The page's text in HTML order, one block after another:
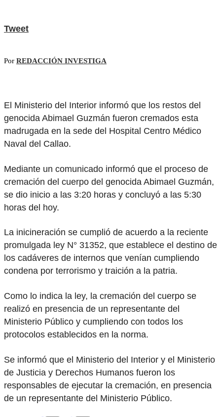
Tweet
Por REDACCIÓN INVESTIGA
El Ministerio del Interior informó que los restos del
genocida Abimael Guzmán fueron cremados esta
madrugada en la sede del Hospital Centro Médico
Naval del Callao.
Mediante un comunicado informó que el proceso de
cremación del cuerpo del genocida Abimael Guzmán,
se dio inicio a las 3:20 horas y concluyó a las 5:30
horas del hoy.
La inicineración se cumplió de acuerdo a la reciente
promulgada ley N° 31352, que establece el destino de
los cadáveres de internos que venían cumpliendo
condena por terrorismo y traición a la patria.
Como lo indica la ley, la cremación del cuerpo se
realizó en presencia de un representante del
Ministerio Público y cumpliendo con todos los
protocolos establecidos en la norma.
Se informó que el Ministerio del Interior y el Ministerio
de Justicia y Derechos Humanos fueron los
responsables de ejecutar la cremación, en presencia
de un representante del Ministerio Público.